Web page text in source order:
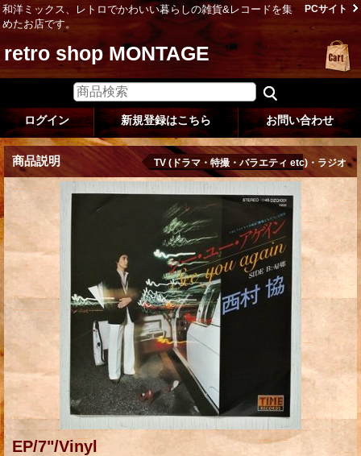
和洋ミックス、レトロでかわいい暮らしの雑貨&レコードを集
めたお店です。
PCサイト
retro shop MONTAGE
ログイン 新規登録はこちら お問い合わせ
商品説明 TV (ドラマ・特撮・バラエティ etc)・ラジオ
EP/7"/Vinyl